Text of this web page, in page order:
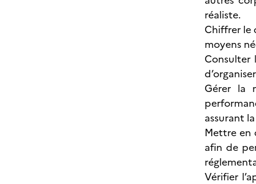
réaliste.
Chiffrer le
moyens
Consulter
Gérer la
assurant
Mettre en
afin de
Vérifier